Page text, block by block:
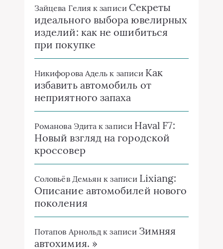
Зайцева Гелия к записи Секреты
идеального выбора ювелирных
изделий: как не ошибиться
при покупке
Никифорова Адель к записи Как
избавить автомобиль от
неприятного запаха
Романова Эдита к записи Haval F7:
Новый взгляд на городской
кроссовер
Соловьёв Демьян к записи Lixiang:
Описание автомобилей нового
поколения
Потапов Арнольд к записи Зимняя
автохимия. »